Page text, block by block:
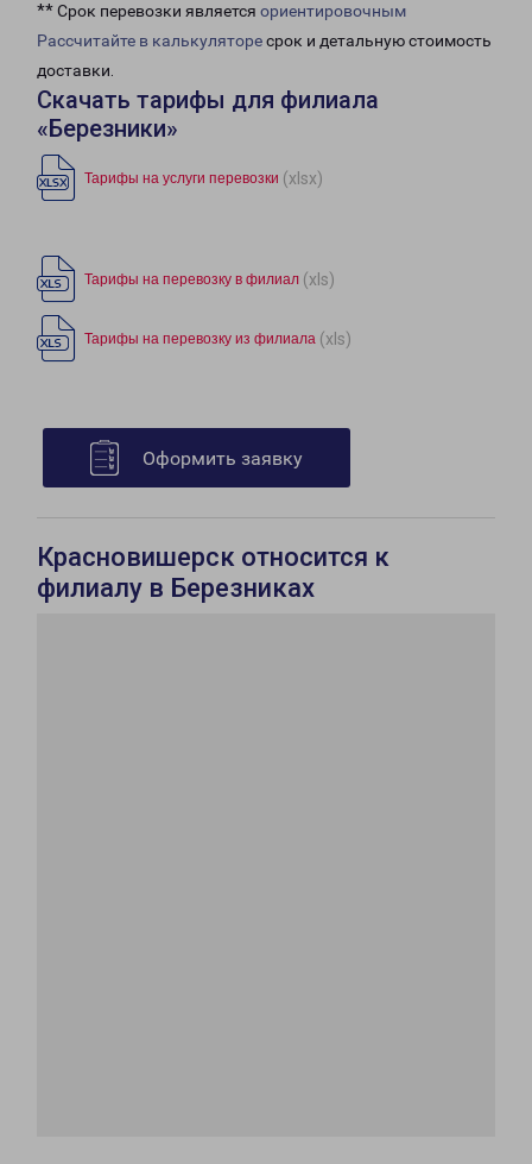
** Срок перевозки является ориентировочным
Рассчитайте в калькуляторесрок и детальную стоимость
доставки.
Скачать тарифы для филиала
«Березники»
Тарифы на услуги перевозки (xlsx)
Тарифы на перевозку в филиал (xls)
Тарифы на перевозку из филиала (xls)
Оформить заявку
Красновишерск относится к
филиалу в Березниках